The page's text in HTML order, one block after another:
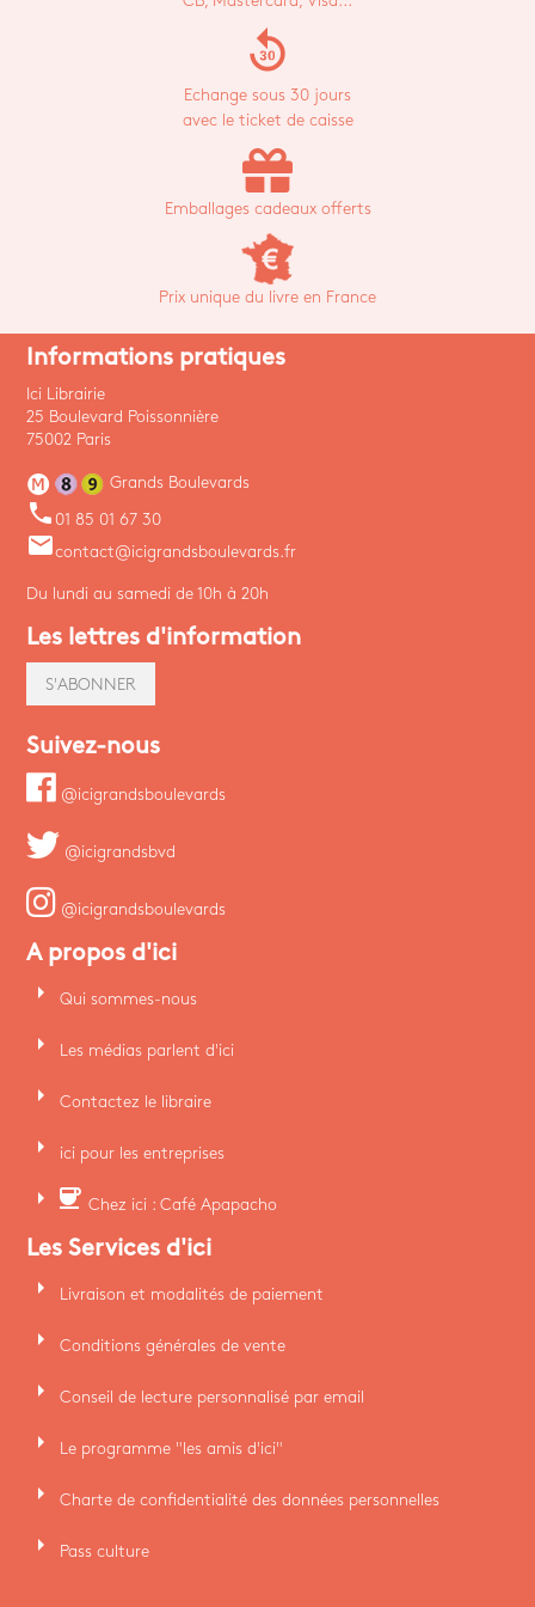
replay_30
Echange sous 30 jours
avec le ticket de caisse
Emballages cadeaux offerts
Prix unique du livre en France
Informations pratiques
Ici Librairie
25 Boulevard Poissonnière
75002 Paris
Grands Boulevards
phone 01 85 01 67 30
emailcontact@icigrandsboulevards.fr
Du lundi au samedi de 10h à 20h
Les lettres d'information
S'ABONNER
Suivez-nous
@icigrandsboulevards
@icigrandsbvd
@icigrandsboulevards
A propos d'ici
arrow_right Qui sommes-nous
arrow_right Les médias parlent d'ici
arrow_right Contactez le libraire
arrow_right ici pour les entreprises
arrow_right coffee Chez ici : Café Apapacho
Les Services d'ici
arrow_right Livraison et modalités de paiement
arrow_right Conditions générales de vente
arrow_right Conseil de lecture personnalisé par email
arrow_right Le programme "les amis d'ici"
arrow_right Charte de confidentialité des données personnelles
arrow_right Pass culture